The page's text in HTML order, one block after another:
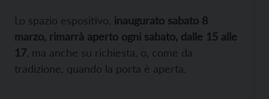
Lo spazio espositivo, inaugurato sabato 8
marzo, rimarrà aperto ogni sabato, dalle 15 alle
17 , ma anche su richiesta, o, come da
tradizione, quando la porta è aperta.